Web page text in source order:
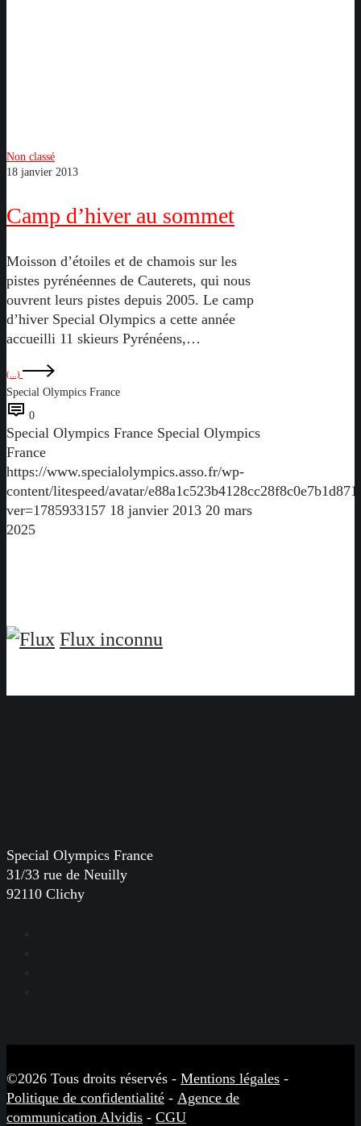
Camp
d’hiver
sommet
Non classé
18 janvier 2013
Camp d’hiver au sommet
Moisson d’étoiles et de chamois sur les
pistes pyrénéennes de Cauterets, qui nous
ouvrent leurs pistes depuis 2005. Le camp
d’hiver Special Olympics a cette année
accueilli 11 skieurs Pyrénéens,…
(...)
Special Olympics France
0
Special Olympics France Special Olympics
France
https://www.specialolympics.asso.fr/wp-
content/litespeed/avatar/
ver=1785933157 18 janvier 2013 20 mars
2025
Flux inconnu
Special Olympics France
31/33 rue de Neuilly
92110 Clichy
©2026 Tous droits réservés - Mentions légales -
Politique de confidentialité - Agence de
communication Alvidis - CGU